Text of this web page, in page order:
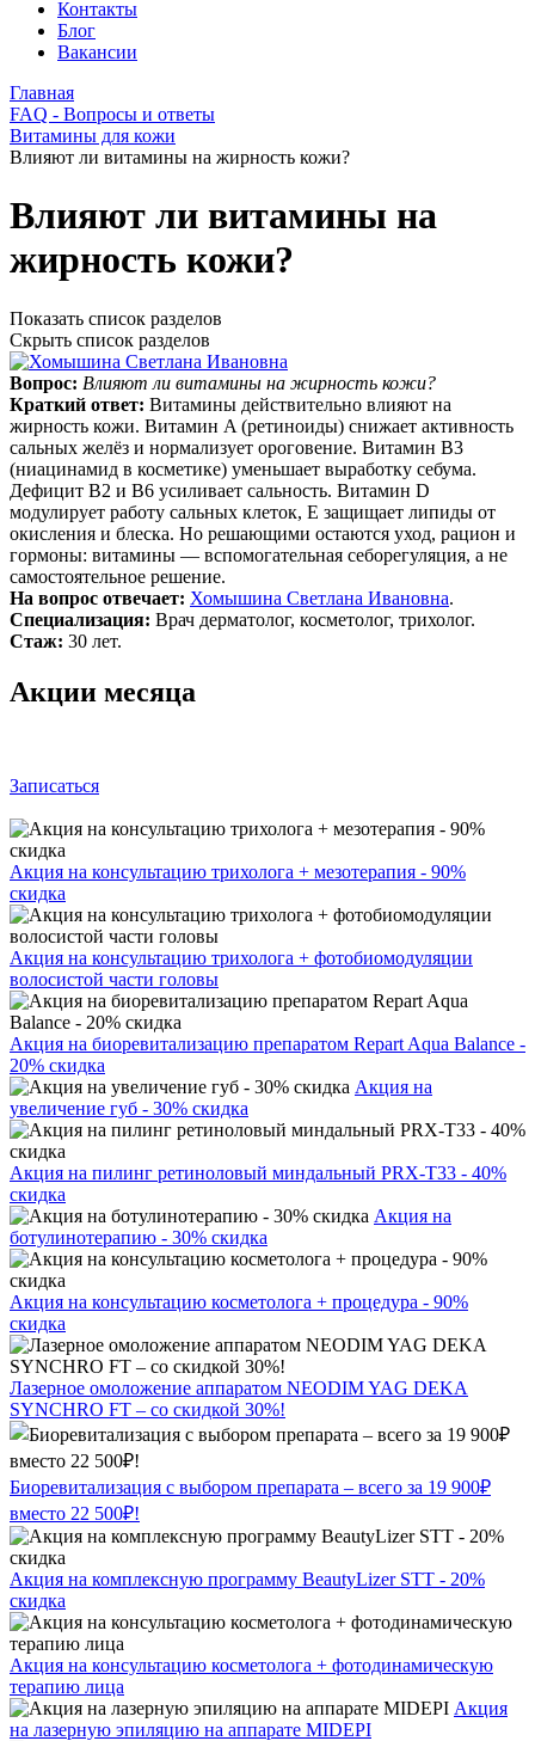
Контакты
Блог
Вакансии
Главная
FAQ - Вопросы и ответы
Витамины для кожи
Влияют ли витамины на жирность кожи?
Влияют ли витамины на
жирность кожи?
Показать список разделов
Скрыть список разделов
Вопрос: Влияют ли витамины на жирность кожи?
Краткий ответ: Витамины действительно влияют на
жирность кожи. Витамин A (ретиноиды) снижает активность
сальных желёз и нормализует ороговение. Витамин B3
(ниацинамид в косметике) уменьшает выработку себума.
Дефицит B2 и B6 усиливает сальность. Витамин D
модулирует работу сальных клеток, E защищает липиды от
окисления и блеска. Но решающими остаются уход, рацион и
гормоны: витамины — вспомогательная себорегуляция, а не
самостоятельное решение.
На вопрос отвечает: Хомышина Светлана Ивановна.
Специализация: Врач дерматолог, косметолог, трихолог.
Стаж: 30 лет.
Акции месяца
Записаться
Акция на консультацию трихолога + мезотерапия - 90%
скидка
Акция на консультацию трихолога + фотобиомодуляции
волосистой части головы
Акция на биоревитализацию препаратом Repart Aqua Balance -
20% скидка
Акция на
увеличение губ - 30% скидка
Акция на пилинг ретиноловый миндальный PRX-T33 - 40%
скидка
Акция на
ботулинотерапию - 30% скидка
Акция на консультацию косметолога + процедура - 90%
скидка
Лазерное омоложение аппаратом NEODIM YAG DEKA
SYNCHRO FT – со скидкой 30%!
Биоревитализация с выбором препарата – всего за 19 900₽
вместо 22 500₽!
Акция на комплексную программу BeautyLizer STT - 20%
скидка
Акция на консультацию косметолога + фотодинамическую
терапию лица
Акция
на лазерную эпиляцию на аппарате MIDEPI